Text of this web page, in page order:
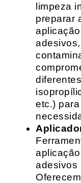
limpeza
preparar
etc.)
adesivos